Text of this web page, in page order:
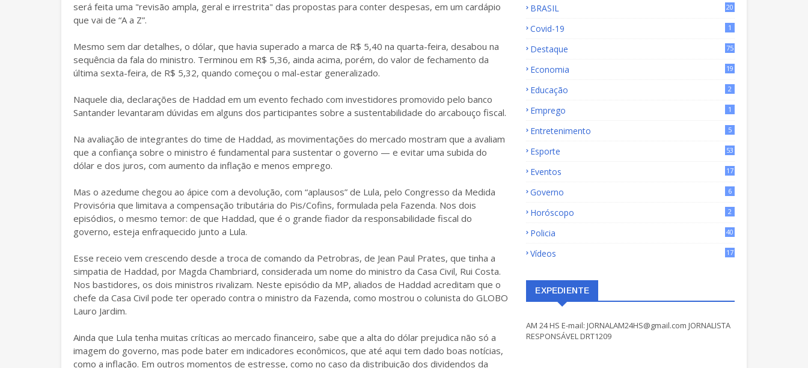
será feita uma "revisão ampla, geral e irrestrita" das propostas para conter despesas, em um cardápio
que vai de “A a Z”.
Mesmo sem dar detalhes, o dólar, que havia superado a marca de R$ 5,40 na quarta-feira, desabou na
sequência da fala do ministro. Terminou em R$ 5,36, ainda acima, porém, do valor de fechamento da
última sexta-feira, de R$ 5,32, quando começou o mal-estar generalizado.
Naquele dia, declarações de Haddad em um evento fechado com investidores promovido pelo banco
Santander levantaram dúvidas em alguns dos participantes sobre a sustentabilidade do arcabouço fiscal.
Na avaliação de integrantes do time de Haddad, as movimentações do mercado mostram que a avaliam
que a confiança sobre o ministro é fundamental para sustentar o governo — e evitar uma subida do
dólar e dos juros, com aumento da inflação e menos emprego.
Mas o azedume chegou ao ápice com a devolução, com “aplausos” de Lula, pelo Congresso da Medida
Provisória que limitava a compensação tributária do Pis/Cofins, formulada pela Fazenda. Nos dois
episódios, o mesmo temor: de que Haddad, que é o grande fiador da responsabilidade fiscal do
governo, esteja enfraquecido junto a Lula.
Esse receio vem crescendo desde a troca de comando da Petrobras, de Jean Paul Prates, que tinha a
simpatia de Haddad, por Magda Chambriard, considerada um nome do ministro da Casa Civil, Rui Costa.
Nos bastidores, os dois ministros rivalizam. Neste episódio da MP, aliados de Haddad acreditam que o
chefe da Casa Civil pode ter operado contra o ministro da Fazenda, como mostrou o colunista do GLOBO
Lauro Jardim.
Ainda que Lula tenha muitas críticas ao mercado financeiro, sabe que a alta do dólar prejudica não só a
imagem do governo, mas pode bater em indicadores econômicos, que até aqui tem dado boas notícias,
como a inflação. Em outros momentos de estresse, como no caso da distribuição dos dividendos da
BRASIL
20
Covid-19 1
Destaque
75
Economia
19
Educação 2
Emprego 1
Entretenimento 5
Esporte 53
Eventos 17
Governo 6
Horóscopo 2
Policia 40
Vídeos 17
EXPEDIENTE
AM 24 HS E-mail: JORNALAM24HS@gmail.com JORNALISTA
RESPONSÁVEL DRT1209